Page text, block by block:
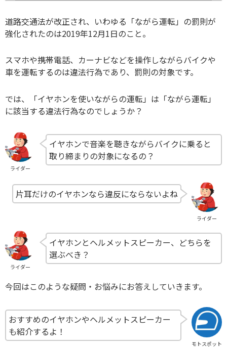
道路交通法が改正され、いわゆる「ながら運転」の罰則が
強化されたのは2019年12月1日のこと。
スマホや携帯電話、カーナビなどを操作しながらバイクや
車を運転するのは違法行為であり、罰則の対象です。
では、「イヤホンを使いながらの運転」は「ながら運転」
に該当する違法行為なのでしょうか？
ライダー
イヤホンで音楽を聴きながらバイクに乗ると
取り締まりの対象になるの？
ライダー
片耳だけのイヤホンなら違反にならないよね
ライダー
イヤホンとヘルメットスピーカー、どちらを
選ぶべき？
今回はこのような疑問・お悩みにお答えしていきます。
モトスポット
おすすめのイヤホンやヘルメットスピーカー
も紹介するよ！